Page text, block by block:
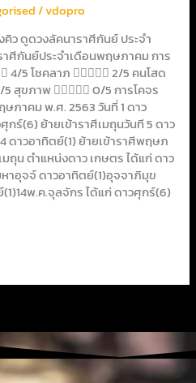
/vdopro
ว ดูดวงลัคนาราศีกันย์ ประจำ
ศีกันย์ประจำเดือนพฤษภาคม การ
4/5 โชคลาภ  2/5 คนโสด
5 สุขภาพ  0/5 การโคจร
ภาคม พ.ศ. 2563 วันที่ 1 ดาว
ร์(6) ย้ายเข้าราศีเมถุนวันที 5 ดาว
ดาวอาทิตย์(1) ย้ายเข้าราศีพฤษภ
ถุน ตำแหน่งดาว เกษตร ได้แก่ ดาว
าอุจจ์ ดาวอาทิตย์(1)อุจจาภิมุข
พ.ค.จุลจักร ได้แก่ ดาวศุกร์(6)